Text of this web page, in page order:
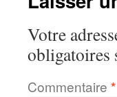
Votre
obligatoires
Commentaire *